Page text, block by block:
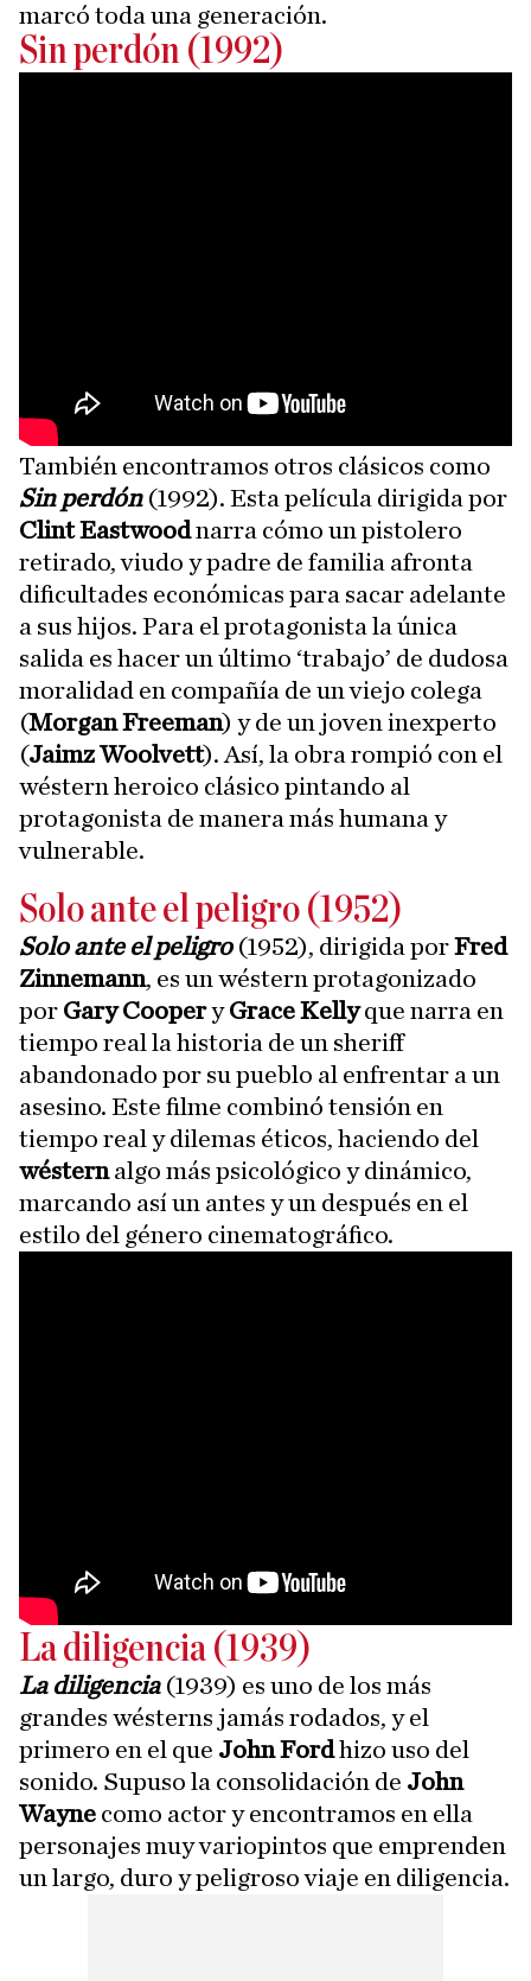
marcó toda una generación.
Sin perdón (1992)
También encontramos otros clásicos como
Sin perdón(1992). Esta película dirigida por
Clint Eastwoodnarra cómo un pistolero
retirado, viudo y padre de familia afronta
dificultades económicas para sacar adelante
a sus hijos. Para el protagonista la única
salida es hacer un último ‘trabajo’ de dudosa
moralidad en compañía de un viejo colega
(Morgan Freeman) y de un joven inexperto
(Jaimz Woolvett). Así, la obra rompió con el
wéstern heroico clásico pintando al
protagonista de manera más humana y
vulnerable.
Solo ante el peligro (1952)
Solo ante el peligro(1952), dirigida porFred
Zinnemann, es un wéstern protagonizado
por Gary CooperyGrace Kellyque narra en
tiempo real la historia de un sheriff
abandonado por su pueblo al enfrentar a un
asesino. Este filme combinó tensión en
tiempo real y dilemas éticos, haciendo del
wésternalgo más psicológico y dinámico,
marcando así un antes y un después en el
estilo del género cinematográfico.
La diligencia (1939)
La diligencia (1939) es uno de los más
grandes wésterns jamás rodados, y el
primero en el que John Fordhizo uso del
sonido. Supuso la consolidación de John
Wayne como actor y encontramos en ella
personajes muy variopintos que emprenden
un largo, duro y peligroso viaje en diligencia.